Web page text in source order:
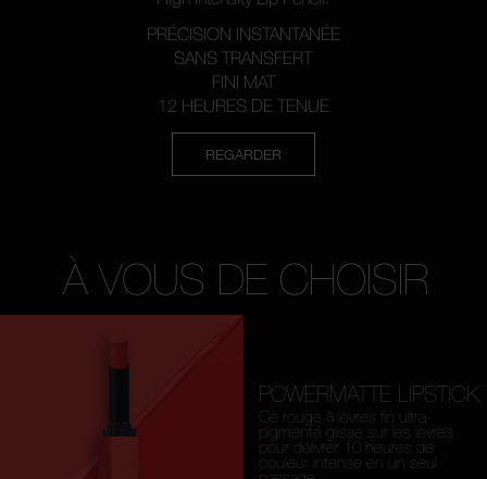
PRÉCISION INSTANTANÉE
SANS TRANSFERT
FINI MAT
12 HEURES DE TENUE
REGARDER
À VOUS DE CHOISIR
POWERMATTE LIPSTICK
Ce rouge à lèvres fin ultra-
pigmenté glisse sur les lèvres
pour délivrer 10 heures de
couleur intense en un seul